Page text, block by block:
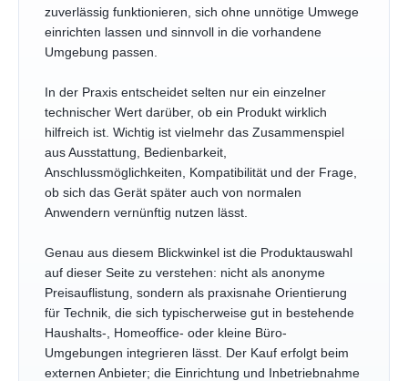
zuverlässig funktionieren, sich ohne unnötige Umwege
einrichten lassen und sinnvoll in die vorhandene
Umgebung passen.
In der Praxis entscheidet selten nur ein einzelner
technischer Wert darüber, ob ein Produkt wirklich
hilfreich ist. Wichtig ist vielmehr das Zusammenspiel
aus Ausstattung, Bedienbarkeit,
Anschlussmöglichkeiten, Kompatibilität und der Frage,
ob sich das Gerät später auch von normalen
Anwendern vernünftig nutzen lässt.
Genau aus diesem Blickwinkel ist die Produktauswahl
auf dieser Seite zu verstehen: nicht als anonyme
Preisauflistung, sondern als praxisnahe Orientierung
für Technik, die sich typischerweise gut in bestehende
Haushalts-, Homeoffice- oder kleine Büro-
Umgebungen integrieren lässt. Der Kauf erfolgt beim
externen Anbieter; die Einrichtung und Inbetriebnahme